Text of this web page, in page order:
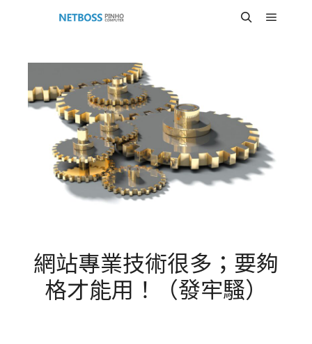
網站專業技術很多；要夠
格才能用！（發牢騷）